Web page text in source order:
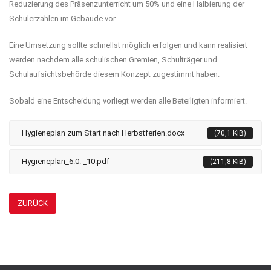
Reduzierung des Präsenzunterricht um 50% und eine Halbierung der
Schülerzahlen im Gebäude vor.
Eine Umsetzung sollte schnellst möglich erfolgen und kann realisiert
werden nachdem alle schulischen Gremien, Schulträger und
Schulaufsichtsbehörde diesem Konzept zugestimmt haben.
Sobald eine Entscheidung vorliegt werden alle Beteiligten informiert.
Hygieneplan zum Start nach Herbstferien.docx (70,1 KiB)
Hygieneplan_6.0. _10.pdf (211,8 KiB)
ZURÜCK